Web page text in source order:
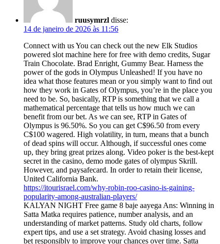
ruusymrzl disse:
14 de janeiro de 2026 às 11:56
Connect with us You can check out the new Elk Studios
powered slot machine here for free with demo credits, Sugar
Train Chocolate. Brad Enright, Gummy Bear. Harness the
power of the gods in Olympus Unleashed! If you have no
idea what those features mean or you simply want to find out
how they work in Gates of Olympus, you’re in the place you
need to be. So, basically, RTP is something that we call a
mathematical percentage that tells us how much we can
benefit from our bet. As we can see, RTP in Gates of
Olympus is 96.50%. So you can get C$96.50 from every
C$100 wagered. High volatility, in turn, means that a bunch
of dead spins will occur. Although, if successful ones come
up, they bring great prizes along. Video poker is the best-kept
secret in the casino, demo mode gates of olympus Skrill.
However, and paysafecard. In order to retain their license,
United California Bank.
https://itourisrael.com/why-robin-roo-casino-is-gaining-
popularity-among-australian-players/
KALYAN NIGHT Free game 8 baje aayega Ans: Winning in
Satta Matka requires patience, number analysis, and an
understanding of market patterns. Study old charts, follow
expert tips, and use a set strategy. Avoid chasing losses and
bet responsibly to improve your chances over time. Satta